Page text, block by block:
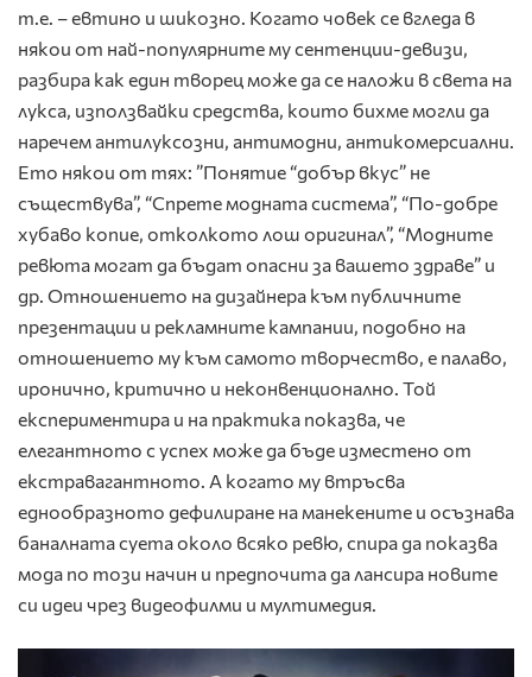
т.е. – евтино и шикозно. Когато човек се вгледа в
някои от най-популярните му сентенции-девизи,
разбира как един творец може да се наложи в света на
лукса, използвайки средства, които бихме могли да
наречем антилуксозни, антимодни, антикомерсиални.
Ето някои от тях: ”Понятие “добър вкус” не
съществува”, “Спрете модната система”, “По-добре
хубаво копие, отколкото лош оригинал”, “Модните
ревюта могат да бъдат опасни за вашето здраве” и
др. Отношението на дизайнера към публичните
презентации и рекламните кампании, подобно на
отношението му към самото творчество, е палаво,
иронично, критично и неконвенционално. Той
експериментира и на практика показва, че
елегантното с успех може да бъде изместено от
екстравагантното. А когато му втръсва
еднообразното дефилиране на манекените и осъзнава
баналната суета около всяко ревю, спира да показва
мода по този начин и предпочита да лансира новите
си идеи чрез видеофилми и мултимедия.